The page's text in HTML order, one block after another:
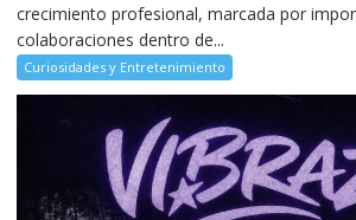
crecimiento profesional, marcada por
colaboraciones dentro de...
Curiosidades y Entretenimiento